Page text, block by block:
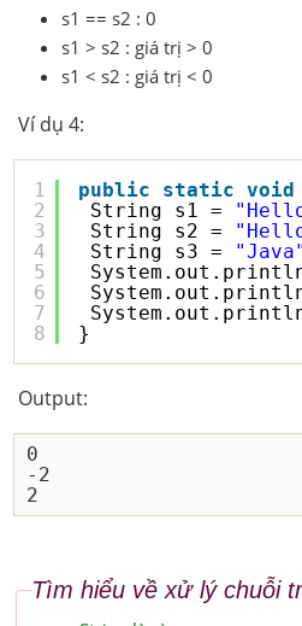
s1 == s2 : 0
s1 > s2 : giá trị > 0
s1 < s2 : giá trị < 0
Ví dụ 4:
1
2
3
4
5
6
7
8
public static void
String s1 =
String s2 =
String s3 = "Java"
}
Output:
0
-2
Tìm hiểu về xử lý chuỗi